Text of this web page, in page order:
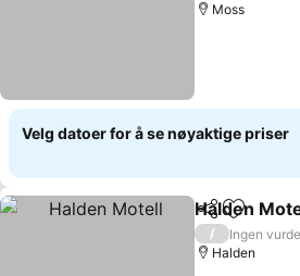
Moss
Velg datoer for å se nøyaktige priser
Del Legg til
Halden
/
Ingen
Halden